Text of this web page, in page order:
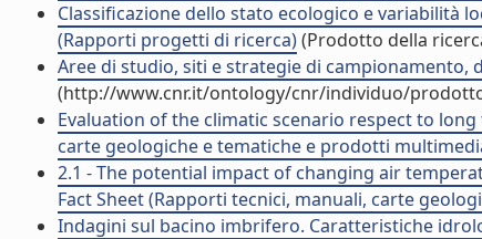
Classificazione dello stato ecologico e variabilità
(Rapporti progetti di ricerca)(Prodotto della
Aree di studio, siti e strategie di campionamento,
(http://www.cnr.it/ontology/cnr/individuo/
Evaluation of the climatic scenario respect to
carte geologiche e tematiche e prodotti
2.1 - The potential impact of changing air
Fact Sheet (Rapporti tecnici, manuali, carte
Indagini sul bacino imbrifero. Caratteristiche